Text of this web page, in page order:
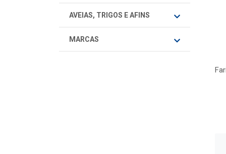
AVEIAS, TRIGOS E AFINS
MARCAS